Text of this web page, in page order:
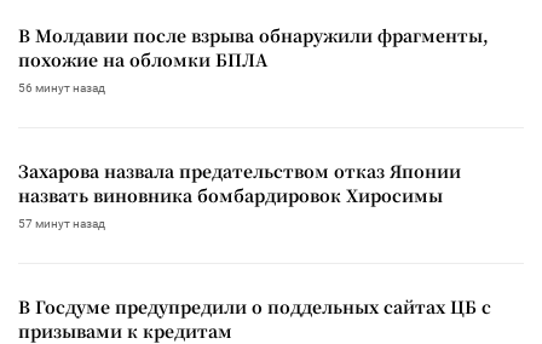
В Молдавии после взрыва обнаружили фрагменты,
похожие на обломки БПЛА
56 минут назад
Захарова назвала предательством отказ Японии
назвать виновника бомбардировок Хиросимы
57 минут назад
В Госдуме предупредили о поддельных сайтах ЦБ с
призывами к кредитам